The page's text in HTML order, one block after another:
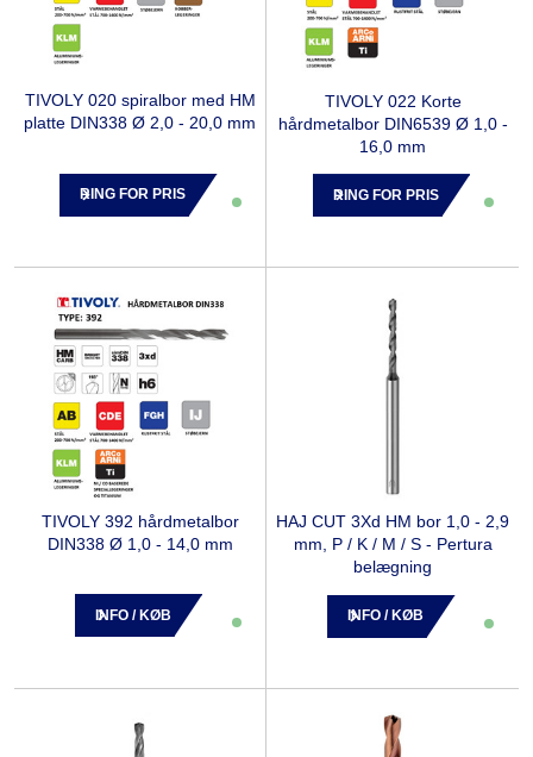
TIVOLY 020 spiralbor med HM
platte DIN338 Ø 2,0 - 20,0 mm
RING FOR PRIS
TIVOLY 022 Korte
hårdmetalbor DIN6539 Ø 1,0 -
16,0 mm
RING FOR PRIS
TIVOLY 392 hårdmetalbor
DIN338 Ø 1,0 - 14,0 mm
INFO / KØB
HAJ CUT 3Xd HM bor 1,0 - 2,9
mm, P / K / M / S - Pertura
belægning
INFO / KØB